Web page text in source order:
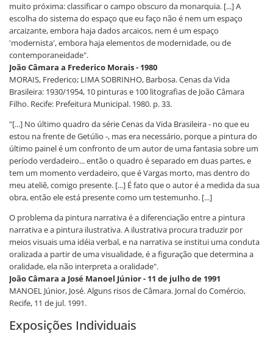
muito próxima: classificar o campo obscuro da monarquia. [...] A
escolha do sistema do espaço que eu faço não é nem um espaço
arcaizante, embora haja dados arcaicos, nem é um espaço
'modernista', embora haja elementos de modernidade, ou de
contemporaneidade".
João Câmara a Frederico Morais - 1980
MORAIS, Frederico; LIMA SOBRINHO, Barbosa. Cenas da Vida
Brasileira: 1930/1954, 10 pinturas e 100 litografias de João Câmara
Filho. Recife: Prefeitura Municipal. 1980. p. 33.
"[...] No último quadro da série Cenas da Vida Brasileira - no que eu
estou na frente de Getúlio -, mas era necessário, porque a pintura do
último painel é um confronto de um autor de uma fantasia sobre um
período verdadeiro... então o quadro é separado em duas partes, e
tem um momento verdadeiro, que é Vargas morto, mas dentro do
meu ateliê, comigo presente. [...] É fato que o autor é a medida da sua
obra, então ele está presente como um testemunho. [...]
O problema da pintura narrativa é a diferenciação entre a pintura
narrativa e a pintura ilustrativa. A ilustrativa procura traduzir por
meios visuais uma idéia verbal, e na narrativa se institui uma conduta
oralizada a partir de uma visualidade, é a figuração que determina a
oralidade, ela não interpreta a oralidade".
João Câmara a José Manoel Júnior - 11 de julho de 1991
MANOEL Júnior, José. Alguns risos de Câmara. Jornal do Comércio,
Recife, 11 de jul. 1991.
Exposições Individuais